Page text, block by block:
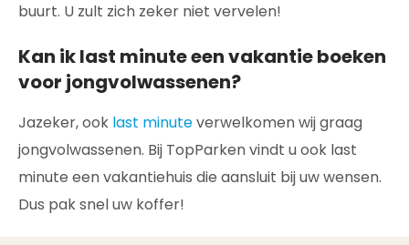
buurt. U zult zich zeker niet vervelen!
Kan ik last minute een vakantie boeken
voor jongvolwassenen?
Jazeker, ook last minuteverwelkomen wij graag
jongvolwassenen. Bij TopParken vindt u ook last
minute een vakantiehuis die aansluit bij uw wensen.
Dus pak snel uw koffer!